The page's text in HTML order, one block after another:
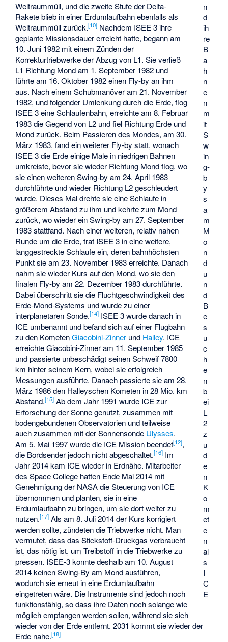
n
d
ih
re
B
a
h
n
e
n
m
it
S
w
in
g-
b
y
s
a
m
M
o
n
d
u
n
d
B
e
s
u
c
h
e
n
b
ei
L
2
z
u
d
e
n
K
o
m
et
e
n
al
s
I
C
E
Weltraummüll, und die zweite Stufe der Delta-
Rakete blieb in einer Erdumlaufbahn ebenfalls als
Weltraummüll zurück.[10] Nachdem ISEE 3 ihre
geplante Missionsdauer erreicht hatte, begann am
10. Juni 1982 mit einem Zünden der
Korrekturtriebwerke der Abzug von L1. Sie verließ
L1 Richtung Mond am 1. September 1982 und
führte am 16. Oktober 1982 einen Fly-by an ihm
aus. Nach einem Schubmanöver am 21. November
1982, und folgender Umlenkung durch die Erde, flog
ISEE 3 eine Schlaufenbahn, erreichte am 8. Februar
1983 die Gegend von L2 und fiel Richtung Erde und
Mond zurück. Beim Passieren des Mondes, am 30.
März 1983, fand ein weiterer Fly-by statt, wonach
ISEE 3 die Erde einige Male in niedrigen Bahnen
umkreiste, bevor sie wieder Richtung Mond flog, wo
sie einen weiteren Swing-by am 24. April 1983
durchführte und wieder Richtung L2 geschleudert
wurde. Dieses Mal drehte sie eine Schlaufe in
größerem Abstand zu ihm und kehrte zum Mond
zurück, wo wieder ein Swing-by am 27. September
1983 stattfand. Nach einer weiteren, relativ nahen
Runde um die Erde, trat ISEE 3 in eine weitere,
langgestreckte Schlaufe ein, deren bahnhöchsten
Punkt sie am 23. November 1983 erreichte. Danach
nahm sie wieder Kurs auf den Mond, wo sie den
finalen Fly-by am 22. Dezember 1983 durchführte.
Dabei überschritt sie die Fluchtgeschwindigkeit des
Erde-Mond-Systems und wurde zu einer
interplanetaren Sonde.[14] ISEE 3 wurde danach in
ICE umbenannt und befand sich auf einer Flugbahn
zu den KometenGiacobini-Zinner und Halley. ICE
erreichte Giacobini-Zinner am 11. September 1985
und passierte unbeschädigt seinen Schweif 7800
km hinter seinem Kern, wobei sie erfolgreich
Messungen ausführte. Danach passierte sie am 28.
März 1986 den Halleyschen Kometen in 28 Mio. km
Abstand.[15] Ab dem Jahr 1991 wurde ICE zur
Erforschung der Sonne genutzt, zusammen mit
bodengebundenen Observatorien und teilweise
auch zusammen mit der Sonnensonde Ulysses.
Am 5. Mai 1997 wurde die ICE Mission beendet[12],
die Bordsender jedoch nicht abgeschaltet.[16] Im
Jahr 2014 kam ICE wieder in Erdnähe. Mitarbeiter
desSpace College hatten Ende Mai 2014 mit
Genehmigung der NASA die Steuerung von ICE
übernommen und planten, sie in eine
Erdumlaufbahn zu bringen, um sie dort weiter zu
nutzen.[17] Als am 8. Juli 2014 der Kurs korrigiert
werden sollte, zündeten die Triebwerke nicht. Man
vermutet, dass das Stickstoff-Druckgas verbraucht
ist, das nötig ist, um Treibstoff in die Triebwerke zu
pressen. ISEE-3 konnte deshalb am 10. August
2014 keinen Swing-By am Mond ausführen,
wodurch sie erneut in eine Erdumlaufbahn
eingetreten wäre. Die Instrumente sind jedoch noch
funktionsfähig, so dass ihre Daten noch solange wie
möglich empfangen werden sollen, während sie sich
wieder von der Erde entfernt. 2031 kommt sie wieder der
Erde nahe.[18]